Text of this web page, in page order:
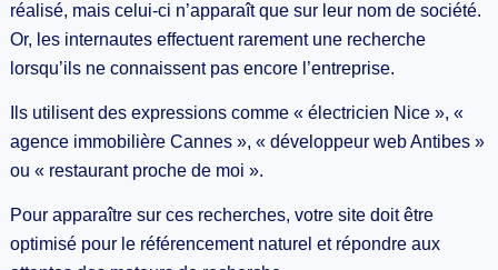
réalisé, mais celui-ci n’apparaît que sur leur nom de société.
Or, les internautes effectuent rarement une recherche
lorsqu’ils ne connaissent pas encore l’entreprise.
Ils utilisent des expressions comme « électricien Nice », «
agence immobilière Cannes », « développeur web Antibes »
ou « restaurant proche de moi ».
Pour apparaître sur ces recherches, votre site doit être
optimisé pour le référencement naturel et répondre aux